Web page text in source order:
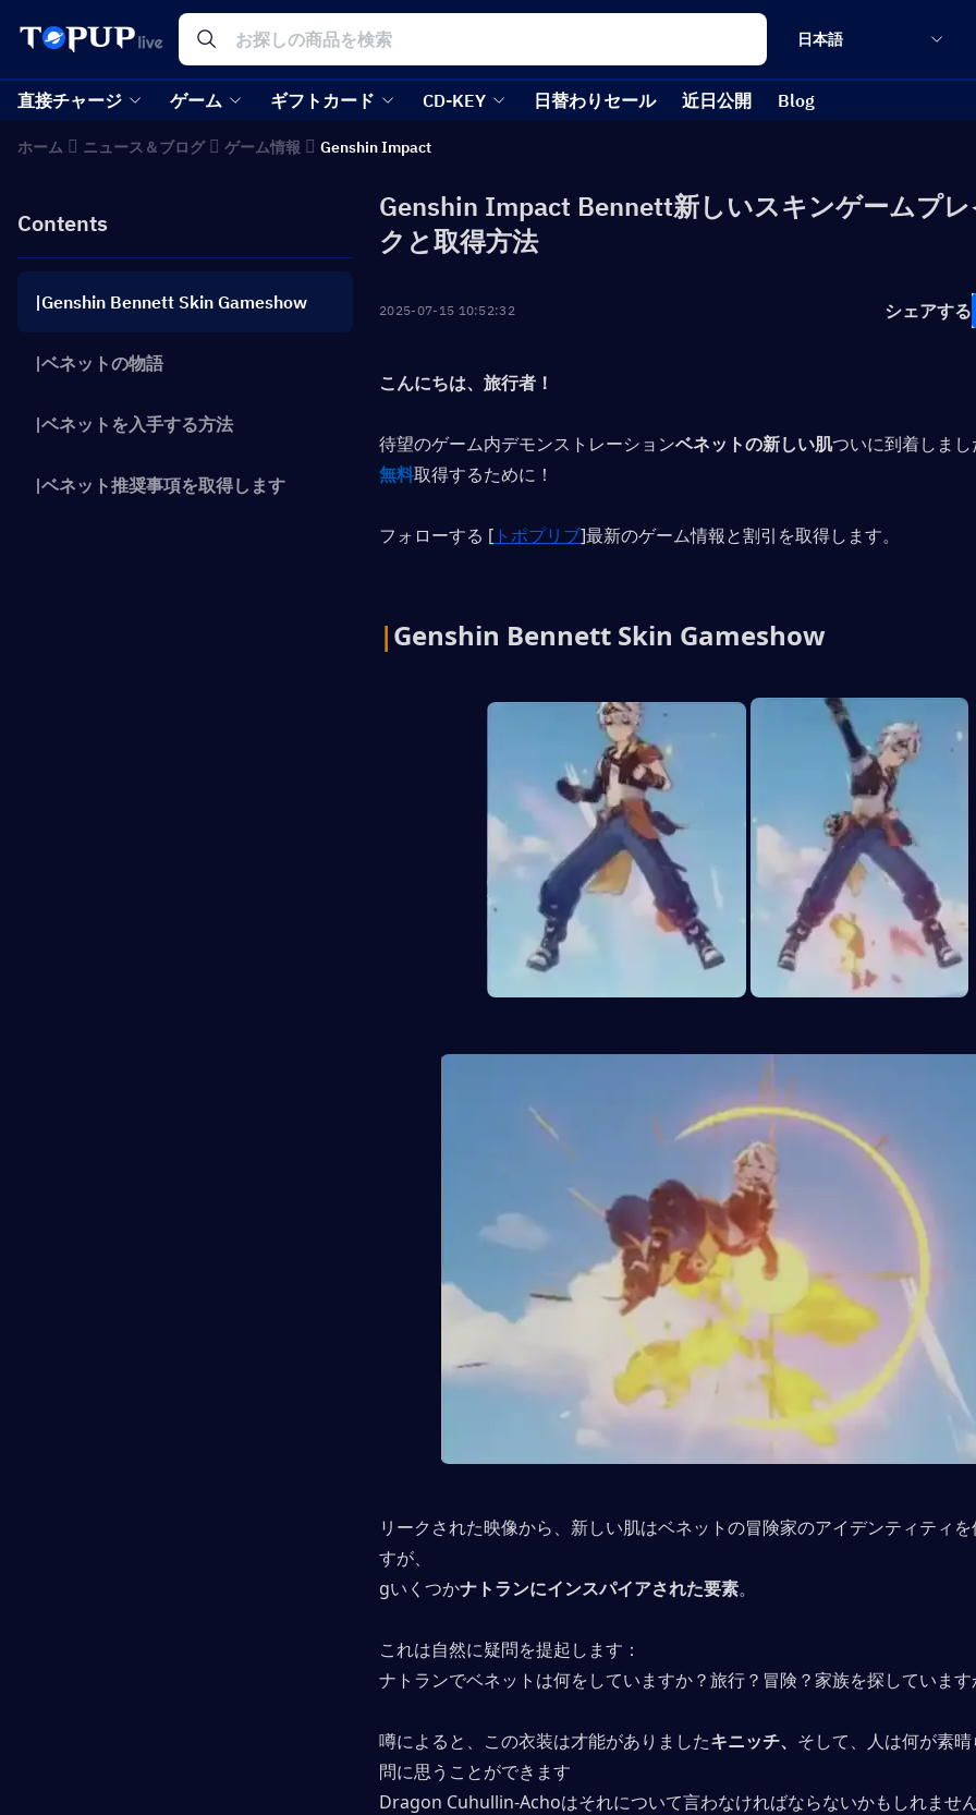
日本語
直接チャージ ゲーム ギフトカード CD-KEY 日替わりセール 近日公開 Blog
ホーム ニュース＆ブログ ゲーム情報 Genshin Impact
Contents
|Genshin Bennett Skin Gameshow
|ベネットの物語
|ベネットを入手する方法
|ベネット推奨事項を取得します
Genshin Impact Bennett新しいスキンゲームプ
クと取得方法
2025-07-15 10:52:32 シェアする
こんにちは、旅行者！
待望のゲーム内デモンストレーションベネットの新しい肌ついに到着しまし
無料取得するために！
フォローする [ トポプリブ]最新のゲーム情報と割引を取得します。
|Genshin Bennett Skin Gameshow
リークされた映像から、新しい肌はベネットの冒険家のアイデンティティ
すが、
gいくつかナトランにインスパイアされた要素。
これは自然に疑問を提起します：
ナトランでベネットは何をしていますか？旅行？冒険？家族を探していま
噂によると、この衣装は才能がありましたキニッチ、 そして、人は何が素
問に思うことができます
Dragon Cuhullin-Achoはそれについて言わなければならないかもしれませ